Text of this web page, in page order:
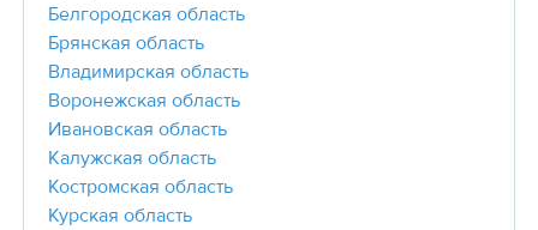
Белгородская область
Брянская область
Владимирская область
Воронежская область
Ивановская область
Калужская область
Костромская область
Курская область